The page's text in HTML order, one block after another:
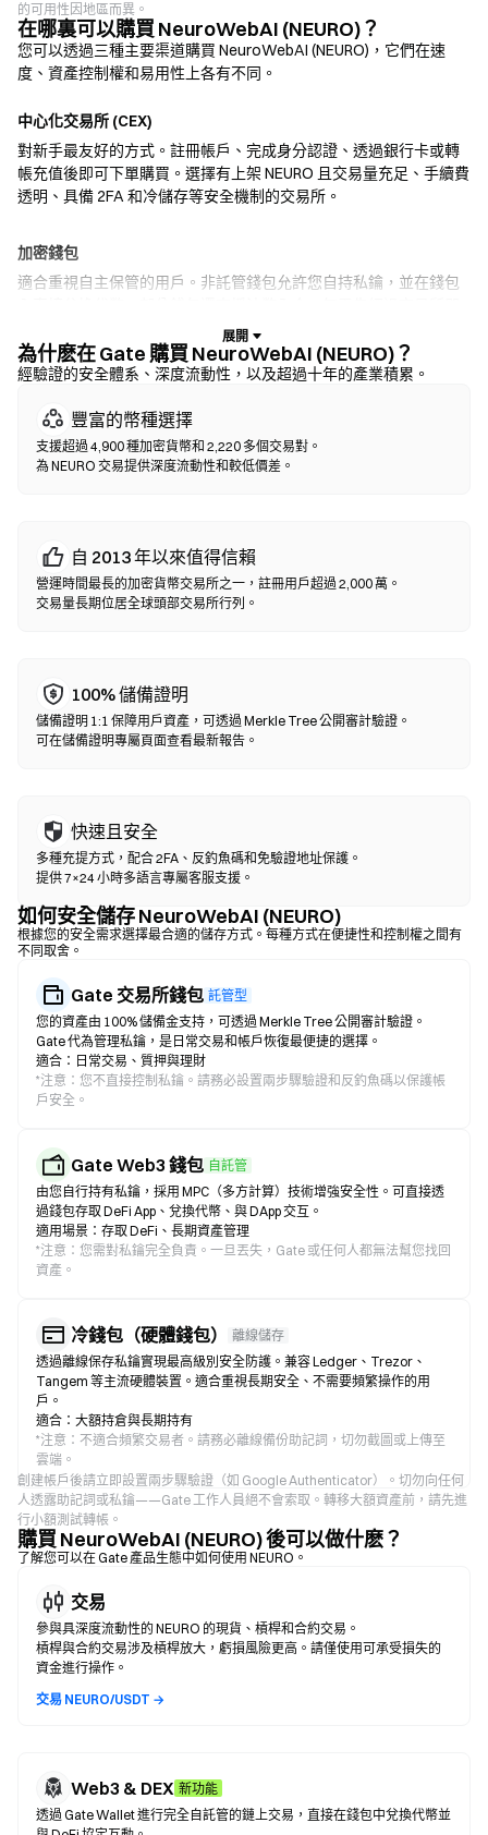
的可用性因地區而異。
在哪裏可以購買 NeuroWebAI (NEURO)？
您可以透過三種主要渠道購買 NeuroWebAI (NEURO)，它們在速
度、資產控制權和易用性上各有不同。
中心化交易所 (CEX)
對新手最友好的方式。註冊帳戶、完成身分認證、透過銀行卡或轉
帳充值後即可下單購買。選擇有上架 NEURO 且交易量充足、手續費
透明、具備 2FA 和冷儲存等安全機制的交易所。
加密錢包
適合重視自主保管的用戶。非託管錢包允許您自持私鑰，並在錢包
可使用信用卡購買 NEURO。務必備份助記詞，並在確認任何交易前
核實合約地址。
去中心化交易所 (DEX)
無需中間方的點對點交易。DEX 透過智能合約在鏈上執行兌換，無
需註冊或身分認證。連接兼容錢包，選擇代幣對，設置滑點容差後
為什麽在 Gate 購買 NeuroWebAI (NEURO)？
經驗證的安全體系、深度流動性，以及超過十年的產業積累。
豐富的幣種選擇
支援超過 4,900 種加密貨幣和 2,220 多個交易對。
為 NEURO 交易提供深度流動性和較低價差。
自 2013 年以來值得信賴
營運時間最長的加密貨幣交易所之一，註冊用戶超過 2,000 萬。
交易量長期位居全球頭部交易所行列。
100% 儲備證明
儲備證明 1:1 保障用戶資產，可透過 Merkle Tree 公開審計驗證。
可在儲備證明專屬頁面查看最新報告。
快速且安全
多種充提方式，配合 2FA、反釣魚碼和免驗證地址保護。
提供 7×24 小時多語言專屬客服支援。
如何安全儲存 NeuroWebAI (NEURO)
根據您的安全需求選擇最合適的儲存方式。每種方式在便捷性和控制權之間有
不同取舍。
Gate 交易所錢包 託管型
您的資產由 100% 儲備金支持，可透過 Merkle Tree 公開審計驗證。
Gate 代為管理私鑰，是日常交易和帳戶恢復最便捷的選擇。
適合：日常交易、質押與理財
*注意：您不直接控制私鑰。請務必設置兩步驟驗證和反釣魚碼以保護帳
戶安全。
Gate Web3 錢包 自託管
由您自行持有私鑰，採用 MPC（多方計算）技術增強安全性。可直接透
過錢包存取 DeFi App、兌換代幣、與 DApp 交互。
適用場景：存取 DeFi、長期資產管理
*注意：您需對私鑰完全負責。一旦丟失，Gate 或任何人都無法幫您找回
資產。
冷錢包（硬體錢包）
離線儲存
透過離線保存私鑰實現最高級別安全防護。兼容 Ledger、Trezor、
Tangem 等主流硬體裝置。適合重視長期安全、不需要頻繁操作的用
戶。
適合：大額持倉與長期持有
*注意：不適合頻繁交易者。請務必離線備份助記詞，切勿截圖或上傳至
雲端。
創建帳戶後請立即設置兩步驟驗證（如 Google Authenticator）。切勿向任何
人透露助記詞或私鑰——Gate 工作人員絕不會索取。轉移大額資產前，請先進
行小額測試轉帳。
購買 NeuroWebAI (NEURO) 後可以做什麽？
了解您可以在 Gate 產品生態中如何使用 NEURO。
交易
參與具深度流動性的 NEURO 的現貨、槓桿和合約交易。
槓桿與合約交易涉及槓桿放大，虧損風險更高。請僅使用可承受損失的
資金進行操作。
交易 NEURO/USDT →
Web3 & DEX 新功能
透過 Gate Wallet 進行完全自託管的鏈上交易，直接在錢包中兌換代幣並